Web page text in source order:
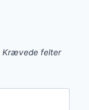
Krævede felter